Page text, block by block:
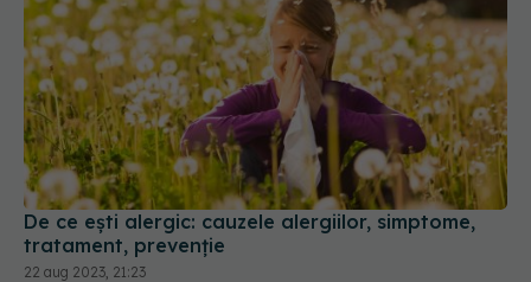
De ce ești alergic: cauzele alergiilor, simptome,
tratament, prevenție
22 aug 2023, 21:23